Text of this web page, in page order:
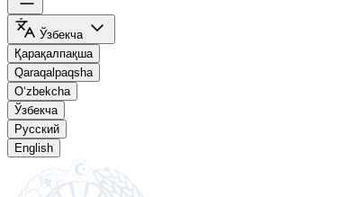
Ўзбекча
Қарақалпақша
Qaraqalpaqsha
O‘zbekcha
Ўзбекча
Русский
English